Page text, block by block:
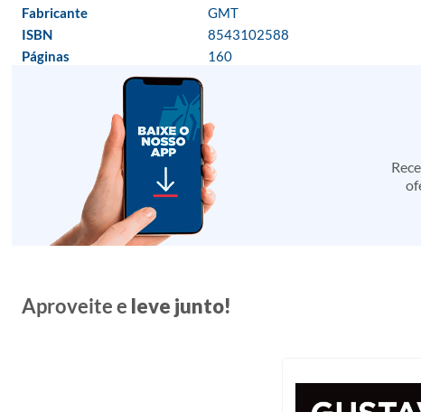
Fabricante
GMT
ISBN
8543102588
Páginas
160
Aproveite e leve junto!